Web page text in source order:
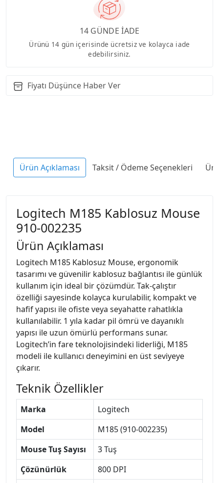
14 GÜNDE İADE
Ürünü 14 gün içerisinde ücretsiz ve kolayca iade
edebilirsiniz.
Fiyatı Düşünce Haber Ver
Ürün Açıklaması Taksit / Ödeme Seçenekleri
Logitech M185 Kablosuz Mouse
910-002235
Ürün Açıklaması
Logitech M185 Kablosuz Mouse, ergonomik
tasarımı ve güvenilir kablosuz bağlantısı ile günlük
kullanım için ideal bir çözümdür. Tak-çalıştır
özelliği sayesinde kolayca kurulabilir, kompakt ve
hafif yapısı ile ofiste veya seyahatte rahatlıkla
kullanılabilir. 1 yıla kadar pil ömrü ve dayanıklı
yapısı ile uzun ömürlü performans sunar.
Logitech’in fare teknolojisindeki liderliği, M185
modeli ile kullanıcı deneyimini en üst seviyeye
çıkarır.
Teknik Özellikler
Marka
Logitech
Model
M185 (910-002235)
Mouse Tuş Sayısı
3 Tuş
Çözünürlük
800 DPI